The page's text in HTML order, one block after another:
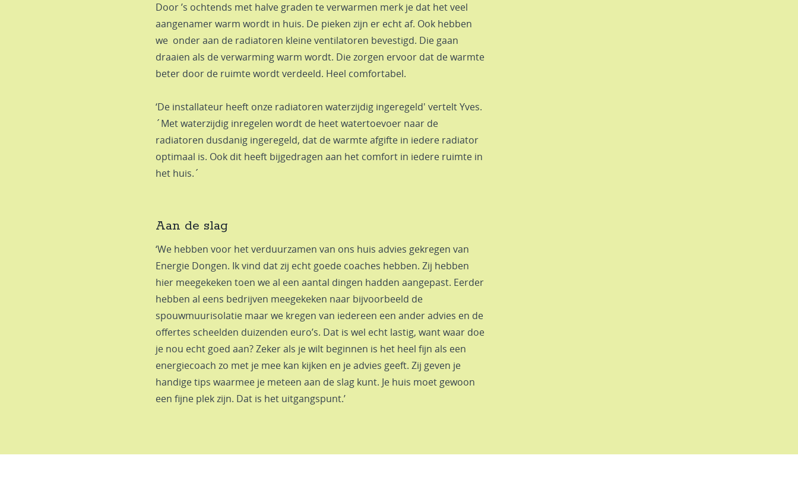
Door ’s ochtends met halve graden te verwarmen merk je dat het veel
aangenamer warm wordt in huis. De pieken zijn er echt af. Ook hebben
we onder aan de radiatoren kleine ventilatoren bevestigd. Die gaan
draaien als de verwarming warm wordt. Die zorgen ervoor dat de warmte
beter door de ruimte wordt verdeeld. Heel comfortabel.
‘De installateur heeft onze radiatoren waterzijdig ingeregeld' vertelt Yves.
´Met waterzijdig inregelen wordt de heet watertoevoer naar de
radiatoren dusdanig ingeregeld, dat de warmte afgifte in iedere radiator
optimaal is. Ook dit heeft bijgedragen aan het comfort in iedere ruimte in
het huis.´
Aan de slag
‘We hebben voor het verduurzamen van ons huis advies gekregen van
Energie Dongen. Ik vind dat zij echt goede coaches hebben. Zij hebben
hier meegekeken toen we al een aantal dingen hadden aangepast. Eerder
hebben al eens bedrijven meegekeken naar bijvoorbeeld de
spouwmuurisolatie maar we kregen van iedereen een ander advies en de
offertes scheelden duizenden euro’s. Dat is wel echt lastig, want waar doe
je nou echt goed aan? Zeker als je wilt beginnen is het heel fijn als een
energiecoach zo met je mee kan kijken en je advies geeft. Zij geven je
handige tips waarmee je meteen aan de slag kunt. Je huis moet gewoon
een fijne plek zijn. Dat is het uitgangspunt.’